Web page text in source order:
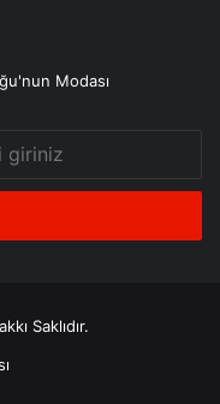
Modası
Saklıdır.